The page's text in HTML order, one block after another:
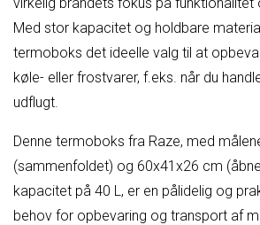
Med stor kapacitet og holdbare
termoboks det ideelle valg til at
køle- eller frostvarer, f.eks. når du
udflugt.
Denne termoboks fra Raze, med
(sammenfoldet) og 60x41x26 cm
kapacitet på 40 L, er en pålidelig og
behov for opbevaring og transport af